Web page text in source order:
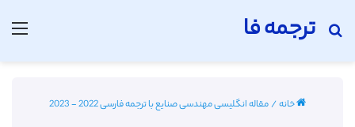
ترجمه فا
جستجو برای
خانه/مقاله انگلیسی مهندسی صنایع با ترجمه فارسی 2022 - 2023